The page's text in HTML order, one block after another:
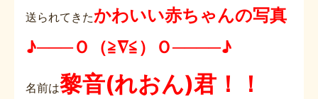
送られてきたかわいい赤ちゃんの写真
♪───Ｏ（≧∇≦）Ｏ────♪
名前は黎音(れおん)君！！